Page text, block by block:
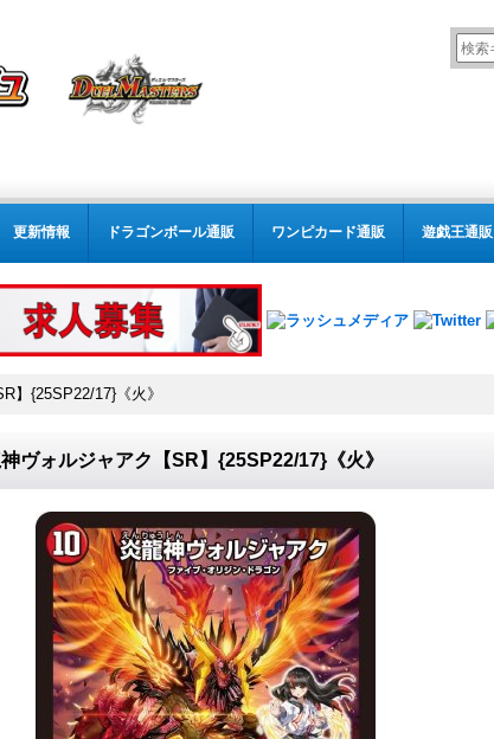
更新情報 ドラゴンボール通販 ワンピカード通販 遊戯王通販
】{25SP22/17}《火》
ヴォルジャアク【SR】{25SP22/17}《火》